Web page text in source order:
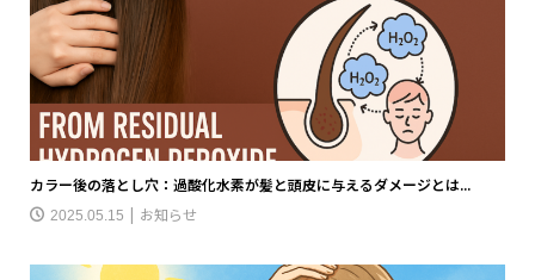
カラー後の落とし穴：過酸化水素が髪と頭皮に与えるダメージとは...
2025.05.15 お知らせ